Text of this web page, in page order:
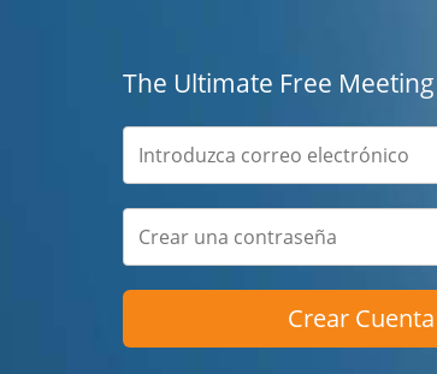
The Ultimate Free
Crear